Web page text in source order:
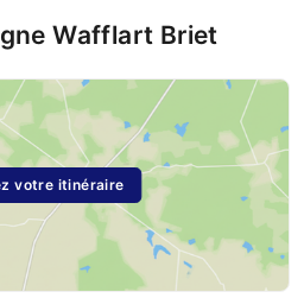
Wafflart Briet
votre itinéraire